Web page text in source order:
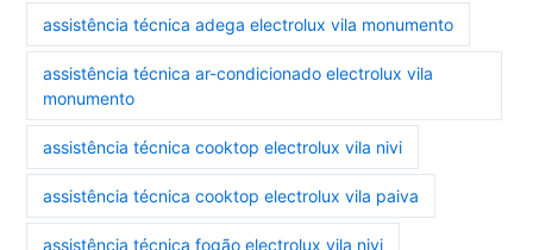
assistência técnica adega electrolux vila monumento
assistência técnica ar-condicionado electrolux vila
monumento
assistência técnica cooktop electrolux vila nivi
assistência técnica cooktop electrolux vila paiva
assistência técnica fogão electrolux vila nivi